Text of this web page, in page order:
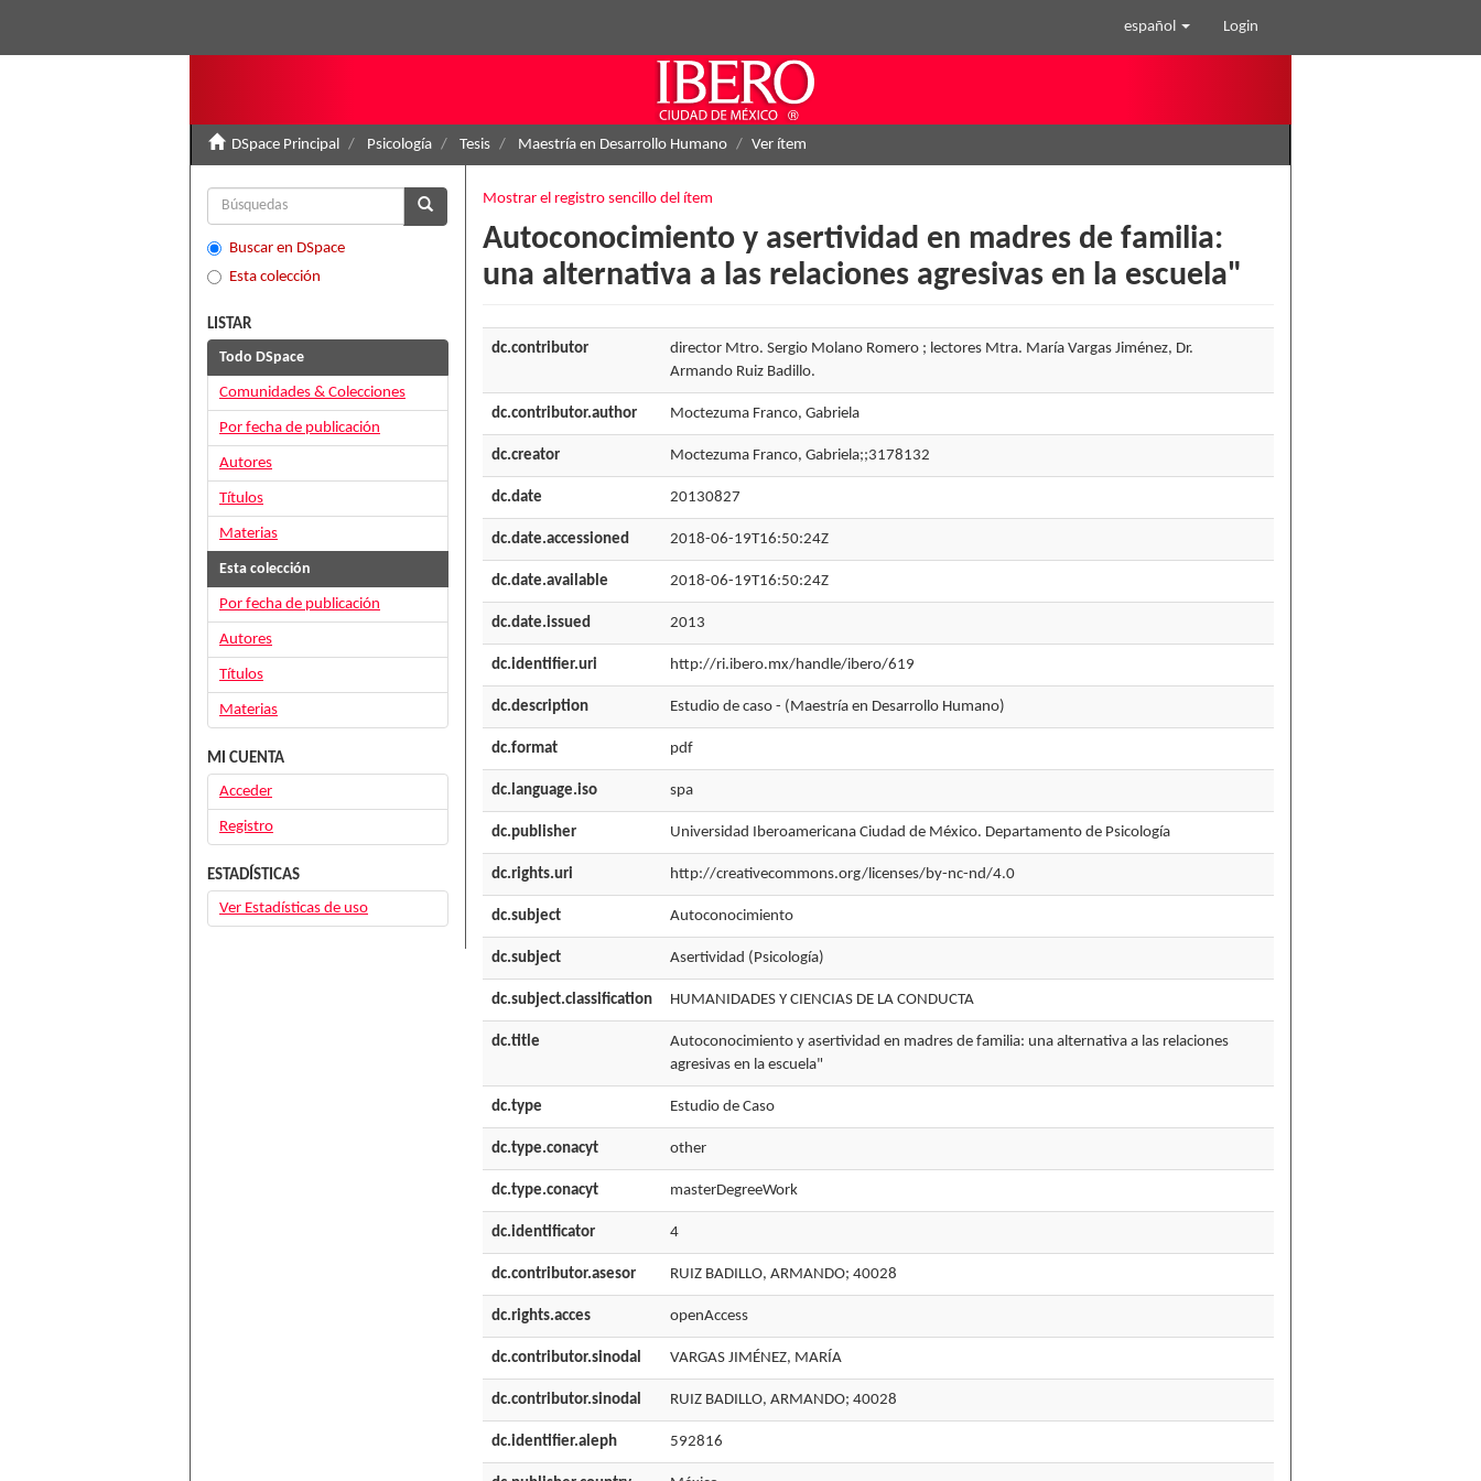
español Login
DSpace Principal Psicología Tesis Maestría en Desarrollo Humano Ver ítem
Mostrar el registro sencillo del ítem
Autoconocimiento y asertividad en madres de familia:
una alternativa a las relaciones agresivas en la escuela"
dc.contributor
director Mtro. Sergio Molano Romero ; lectores Mtra. María Vargas Jiménez, Dr.
Armando Ruiz Badillo.
dc.contributor.author Moctezuma Franco, Gabriela
dc.creator Moctezuma Franco, Gabriela;;3178132
dc.date 20130827
dc.date.accessioned 2018-06-19T16:50:24Z
dc.date.available 2018-06-19T16:50:24Z
dc.date.issued 2013
dc.identifier.uri http://ri.ibero.mx/handle/ibero/619
dc.description Estudio de caso - (Maestría en Desarrollo Humano)
dc.format pdf
dc.language.iso spa
dc.publisher Universidad Iberoamericana Ciudad de México. Departamento de Psicología
dc.rights.uri http://creativecommons.org/licenses/by-nc-nd/4.0
dc.subject Autoconocimiento
dc.subject Asertividad (Psicología)
dc.subject.classification HUMANIDADES Y CIENCIAS DE LA CONDUCTA
dc.title
Autoconocimiento y asertividad en madres de familia: una alternativa a las relaciones
agresivas en la escuela"
dc.type Estudio de Caso
dc.type.conacyt other
dc.type.conacyt masterDegreeWork
dc.identificator 4
dc.contributor.asesor RUIZ BADILLO, ARMANDO; 40028
dc.rights.acces openAccess
dc.contributor.sinodal VARGAS JIMÉNEZ, MARÍA
dc.contributor.sinodal RUIZ BADILLO, ARMANDO; 40028
dc.identifier.aleph 592816
Buscar en DSpace
Esta colección
LISTAR
Todo DSpace
Comunidades & Colecciones
Por fecha de publicación
Autores
Títulos
Materias
Esta colección
Por fecha de publicación
Autores
Títulos
Materias
MI CUENTA
Acceder
Registro
ESTADÍSTICAS
Ver Estadísticas de uso